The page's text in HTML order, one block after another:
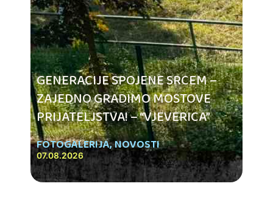
GENERACIJE SPOJENE SRCEM –
ZAJEDNO GRADIMO MOSTOVE
PRIJATELJSTVA! – “VJEVERICA”
FOTOGALERIJA,NOVOSTI
07.08.2026